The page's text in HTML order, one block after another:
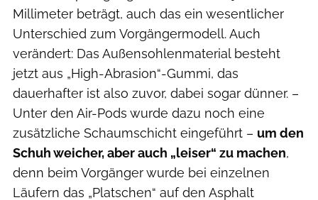
Millimeter beträgt, auch das ein wesentlicher
Unterschied zum Vorgängermodell. Auch
verändert: Das Außensohlenmaterial besteht
jetzt aus „High-Abrasion“-Gummi, das
dauerhafter ist also zuvor, dabei sogar dünner. –
Unter den Air-Pods wurde dazu noch eine
zusätzliche Schaumschicht eingeführt – um den
Schuh weicher, aber auch „leiser“ zu machen,
denn beim Vorgänger wurde bei einzelnen
Läufern das „Platschen“ auf den Asphalt